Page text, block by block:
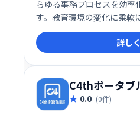
らゆる事務プロセスを効率
す。教育環境の変化に柔軟
統合的に管理・活用する
効率化を実現します。教育
基盤を提供し、より効果
詳し
C4thポータブ
0.0 (0件)